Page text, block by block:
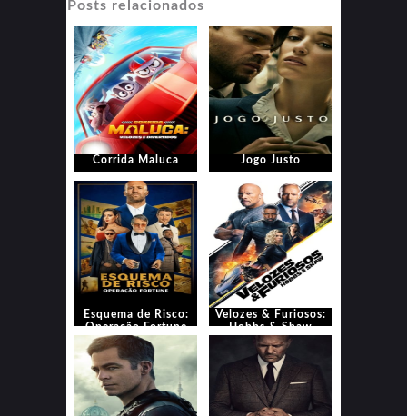
Posts relacionados
Corrida Maluca Jogo Justo
Esquema de Risco:
Operação Fortune
Velozes & Furiosos:
Hobbs & Shaw